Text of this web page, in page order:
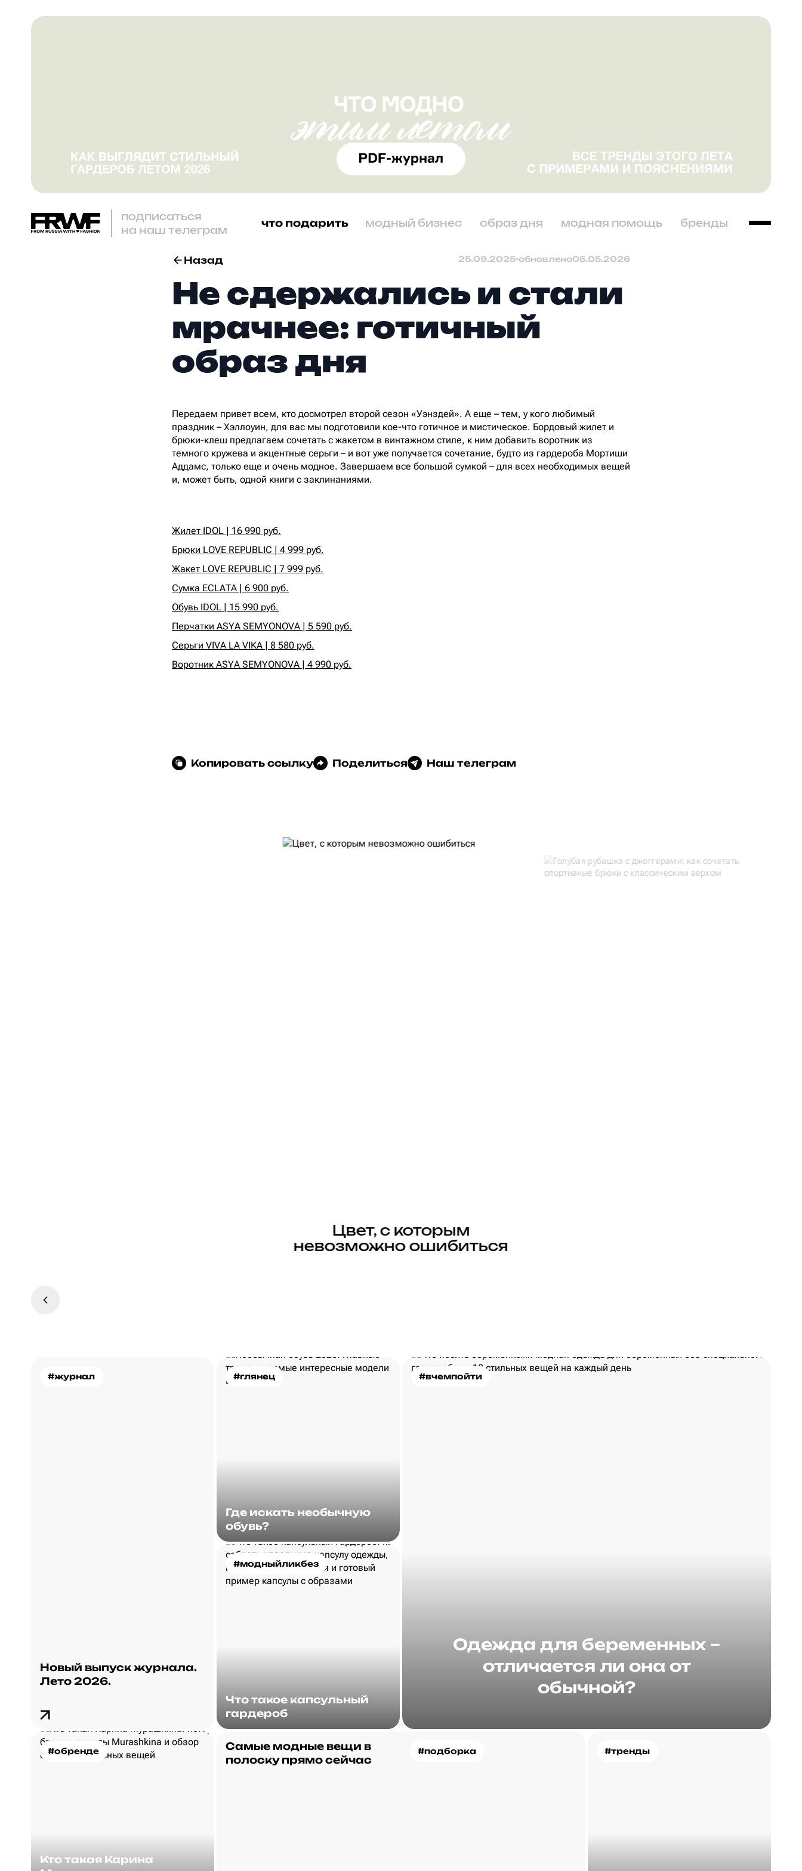
подписаться
на наш телеграм
что подарить модный бизнес образ дня модная помощь бренды
Назад 25.09.2025•обновлено05.05.2026
Не сдержались и стали
мрачнее: готичный
образ дня
Передаем привет всем, кто досмотрел второй сезон «Уэнздей». А еще – тем, у кого любимый
праздник – Хэллоуин, для вас мы подготовили кое-что готичное и мистическое. Бордовый жилет и
брюки-клеш предлагаем сочетать с жакетом в винтажном стиле, к ним добавить воротник из
темного кружева и акцентные серьги – и вот уже получается сочетание, будто из гардероба Мортиши
Аддамс, только еще и очень модное. Завершаем все большой сумкой – для всех необходимых вещей
и, может быть, одной книги с заклинаниями.
Жилет IDOL | 16 990 руб.
Брюки LOVE REPUBLIC | 4 999 руб.
Жакет LOVE REPUBLIC | 7 999 руб.
Сумка ECLATA | 6 900 руб.
Обувь IDOL | 15 990 руб.
Перчатки ASYA SEMYONOVA | 5 590 руб.
Серьги VIVA LA VIKA | 8 580 руб.
Воротник ASYA SEMYONOVA | 4 990 руб.
Копировать ссылку Поделиться Наш телеграм
Цвет, с которым
невозможно ошибиться
#журнал
Новый выпуск журнала.
Лето 2026.
#глянец
Где искать необычную
обувь?
#вчемпойти
Одежда для беременных –
отличается ли она от
обычной?
#модныйликбез
Что такое капсульный
гардероб
#обренде
Кто такая Карина
#подборка
Самые модные вещи в
полоску прямо сейчас
#тренды